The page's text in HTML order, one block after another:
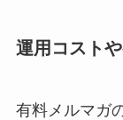
運用コスト
有料メルマガ